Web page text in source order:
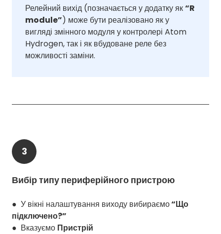
Релейний вихід (позначається у додатку як“R
module”) може бути реалізовано як у
вигляді змінного модуля у контролері Atom
Hydrogen, так і як вбудоване реле без
можливості заміни.
3
Вибір типу периферійного пристрою
● У вікні налаштування виходу вибираємо“Що
підключено?”
● Вказуємо Пристрій